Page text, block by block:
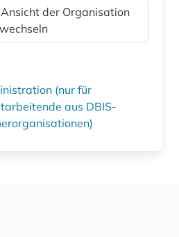
der Organisation
wechseln
(nur für
aus DBIS-